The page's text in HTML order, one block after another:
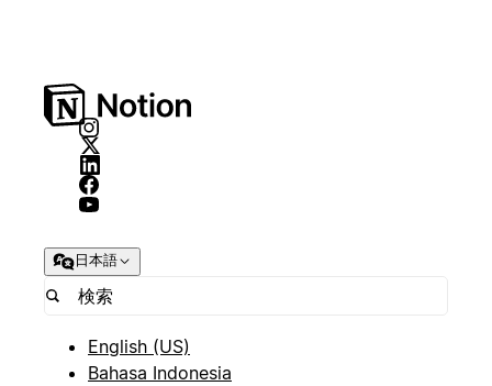
日本語
English (US)
Bahasa Indonesia